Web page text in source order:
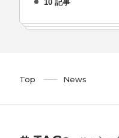
10 記事
Top News